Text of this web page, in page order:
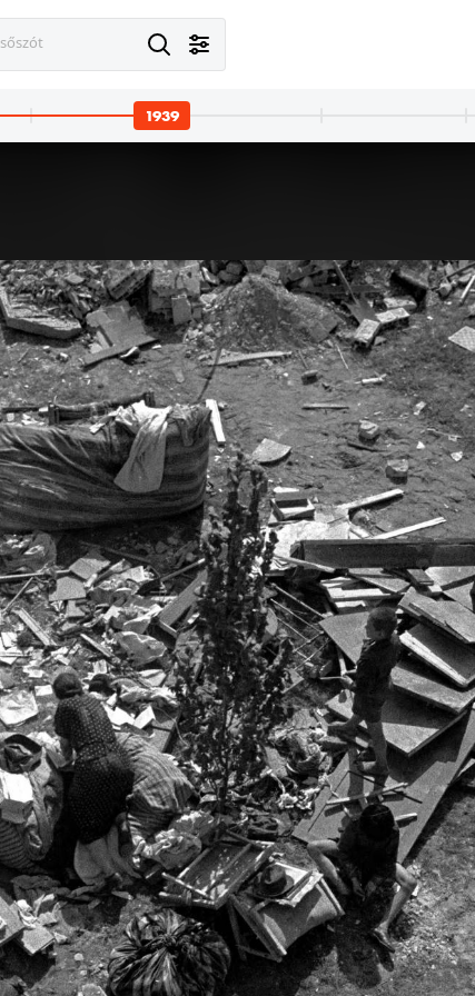
Varsó
72., baptista templom, német hadifoglyok. A felvétel 1939. szeptember elején készült.
1939 · Lengyelország
Varsó
Józefa Pilsudskiego.
1939 · Varsó
Szász Palota.
1939 · Varsó
plac Stanisława Małachowskiego, Pomnik Peowiaka / pomnik Poległych Żołnierzy Polskiej Organizacji Wojskowej (Edward Wittig, 1933.). Háttérben jobbra a Zachęta Narodowa Galeria Sztuki.
1939 · Varsó
plac Stanisława Małachowskiego, Pomnik Peowiaka / pomnik
1939